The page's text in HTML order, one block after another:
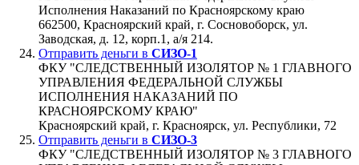
Исполнения Наказаний по Красноярскому краю
662500, Красноярский край, г. Сосновоборск, ул.
Заводская, д. 12, корп.1, а/я 214.
Отправить деньги в СИЗО-1
ФКУ "СЛЕДСТВЕННЫЙ ИЗОЛЯТОР № 1 ГЛАВНОГО
УПРАВЛЕНИЯ ФЕДЕРАЛЬНОЙ СЛУЖБЫ
ИСПОЛНЕНИЯ НАКАЗАНИЙ ПО
КРАСНОЯРСКОМУ КРАЮ"
Красноярский край, г. Красноярск, ул. Республики, 72
Отправить деньги в СИЗО-3
ФКУ "СЛЕДСТВЕННЫЙ ИЗОЛЯТОР № 3 ГЛАВНОГО